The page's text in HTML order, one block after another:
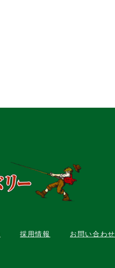
採用情報 お問い合わせ